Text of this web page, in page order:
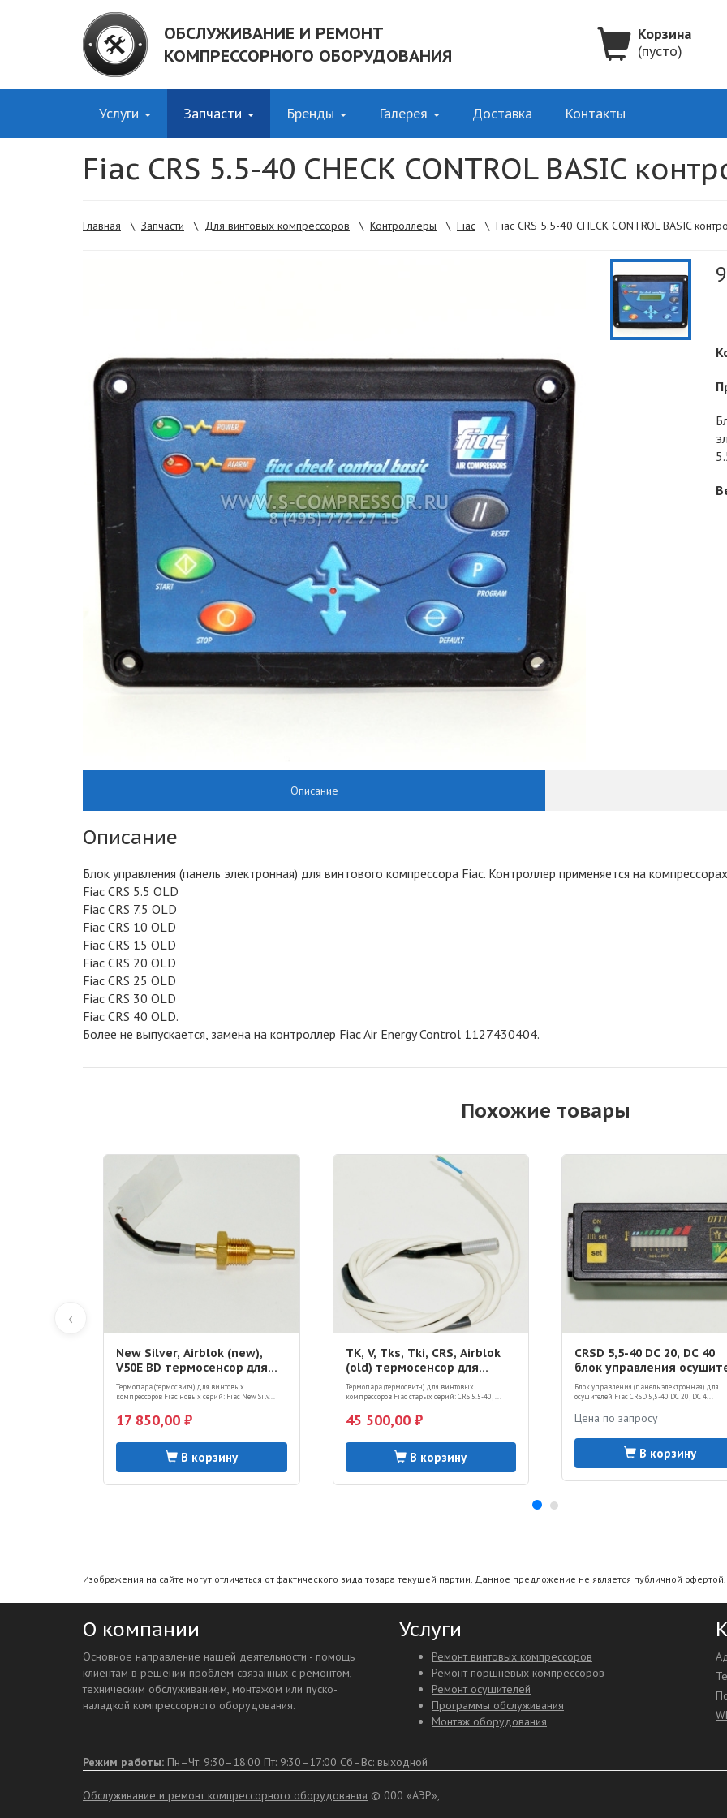
ОБСЛУЖИВАНИЕ И РЕМОНТ
КОМПРЕССОРНОГО ОБОРУДОВАНИЯ
Корзина
(пусто)
Услуги Запчасти Бренды Галерея Доставка Контакты
Fiac CRS 5.5-40 CHECK CONTROL BASIC
Главная \ Запчасти \ Для винтовых компрессоров \ Контроллеры \ Fiac \ Fiac CRS 5.5-40 CHECK CONTROL BASIC
Описание
Описание
Блок управления (панель электронная) для винтового компрессора Fiac. Контроллер применяется на компрессорах
Fiac CRS 5.5 OLD
Fiac CRS 7.5 OLD
Fiac CRS 10 OLD
Fiac CRS 15 OLD
Fiac CRS 20 OLD
Fiac CRS 25 OLD
Fiac CRS 30 OLD
Fiac CRS 40 OLD.
Более не выпускается, замена на контроллер Fiac Air Energy Control 1127430404.
Похожие товары
New Silver, Airblok (new),
V50E BD термосенсор для
винтового компрессора
Термопара (термосвитч) для винтовых
компрессоров Fiac новых серий: Fiac New Silv...
17 850,00 ₽
В корзину
TK, V, Tks, Tki, CRS, Airblok
(old) термосенсор для
винтового компрессора
Термопара (термосвитч) для винтовых
компрессоров Fiac старых серий: CRS 5.5-40, ...
45 500,00 ₽
В корзину
CRSD 5,5-40 DC 20, DC 40
блок управления
DTT11
Блок управления (панель электронная) для
осушителей Fiac CRSD 5,5-40 DC 20, DC 4...
Цена по запросу
В корзину
‹
Изображения на сайте могут отличаться от фактического вида товара текущей партии. Данное предложение не является публичной
О компании
Основное направление нашей деятельности - помощь
клиентам в решении проблем связанных с ремонтом,
техническим обслуживанием, монтажом или пуско-
наладкой компрессорного оборудования.
Услуги
Ремонт винтовых компрессоров
Ремонт поршневых компрессоров
Ремонт осушителей
Программы обслуживания
Монтаж оборудования
Режим работы: Пн–Чт: 9:30–18:00 Пт: 9:30–17:00 Сб–Вс: выходной
Обслуживание и ремонт компрессорного оборудования © 000 «АЭР»,